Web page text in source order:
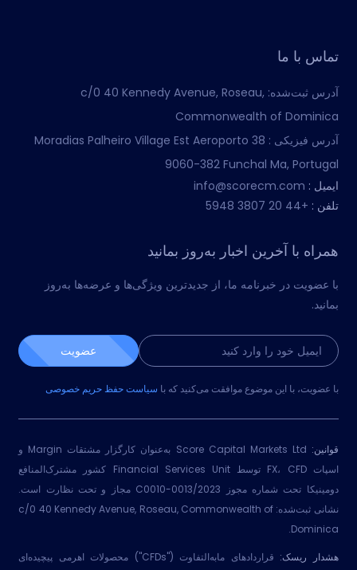
تماس با ما
آدرس ثبت‌شده: c/0 40 Kennedy Avenue, Roseau,
Commonwealth of Dominica
آدرس فیزیکی : Moradias Palheiro Village Est Aeroporto 38
9060-382 Funchal Ma, Portugal
ایمیل :
تلفن : +44 20 3807 5948
همراه با آخرین اخبار به‌روز بمانید
با عضویت در خبرنامه ما، از جدیدترین ویژگی‌ها و عرضه‌ها به‌روز
بمانید.
عضویت
با عضویت، با این موضوع موافقت می‌کنید که با سیاست حفظ حریم خصوصی
قوانین:
Score Capital Markets Ltd به‌عنوان کارگزار مشتقات Margin و
اسپات FX، CFD توسط Financial Services Unit کشور مشترک‌المنافع
دومینیکا تحت شماره مجوز 2023/C0010-0013 مجاز و تحت نظارت است.
نشانی ثبت‌شده: c/0 40 Kennedy Avenue, Roseau, Commonwealth of
Dominica.
هشدار ریسک: قراردادهای مابه‌التفاوت ("CFDs") محصولات اهرمی پیچیده‌ای